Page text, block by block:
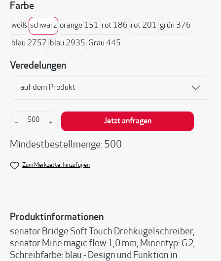
Farbeauswählen
weiß schwarz orange 151 rot 186 rot 201 grün 376
blau 2757 blau 2935 Grau 445
Veredelungen
auf dem Produkt
Produkt Anzahl: Gib den gewünschten Wert
Jetzt anfragen
Mindestbestellmenge: 500
Zum Merkzettel hinzufügen
Produktinformationen
senator Bridge Soft Touch Drehkugelschreiber,
senator Mine magic flow 1,0 mm, Minentyp: G2,
Schreibfarbe: blau - Design und Funktion in